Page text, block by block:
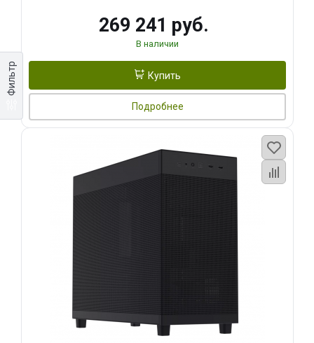
Фильтр
269 241 руб.
В наличии
Купить
Подробнее